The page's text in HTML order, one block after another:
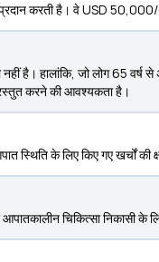
प्रदान करती है। वे
है। हालांकि, जो लोग 65
करने की आवश्यकता है।
स्थिति के लिए किए गए खर्चों की
चिकित्सा निकासी